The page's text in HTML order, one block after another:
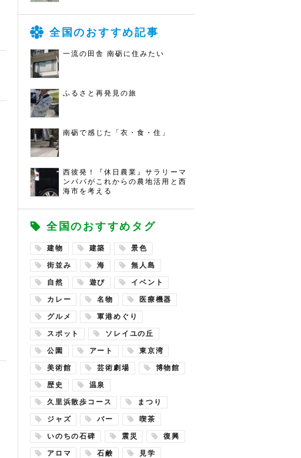
全国のおすすめ記事
一流の田舎 南砺に住みたい
ふるさと再発見の旅
南砺で感じた「衣・食・住」
西彼発！『休日農業』サラリーマ
ンパパがこれからの農地活用と西
海市を考える
全国のおすすめタグ
建物 建築 景色
街並み 海 無人島
自然 遊び イベント
カレー 名物 医療機器
グルメ 軍港めぐり
スポット ソレイユの丘
公園 アート 東京湾
美術館 芸術劇場 博物館
歴史 温泉
久里浜散歩コース まつり
ジャズ バー 喫茶
いのちの石碑 震災 復興
アロマ 石鹸 見学